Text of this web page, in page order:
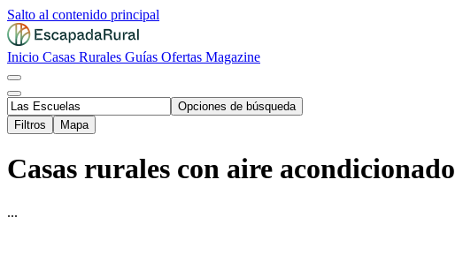
Salto al contenido principal
Inicio Casas Rurales Guías Ofertas Magazine
Opciones de búsqueda
Filtros
Mapa
Casas rurales con aire acondicionado
...